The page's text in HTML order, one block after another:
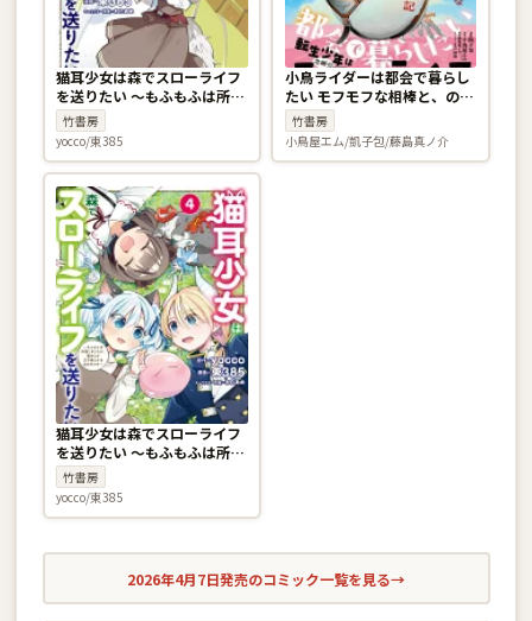
猫耳少女は森でスローライフ
を送りたい 〜もふもふは所望
しましたが、聖女とか王子様
とかは注文外です〜 3巻
竹書房
yocco/東385
小鳥ライダーは都会で暮らし
たい モフモフな相棒と、のん
びり異世界冒険記 1巻
竹書房
小鳥屋エム/凱子包/藤島真ノ介
猫耳少女は森でスローライフ
を送りたい 〜もふもふは所望
しましたが、聖女とか王子様
とかは注文外です〜 4巻
竹書房
yocco/東385
2026年4月7日発売のコミック一覧を見る→